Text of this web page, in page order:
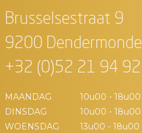
Brusselsestraat 9
9200 Dendermonde
+32 (0)52 21 94 92
MAANDAG
10u00 - 18u00
DINSDAG
10u00 - 18u00
WOENSDAG
13u00 - 18u00